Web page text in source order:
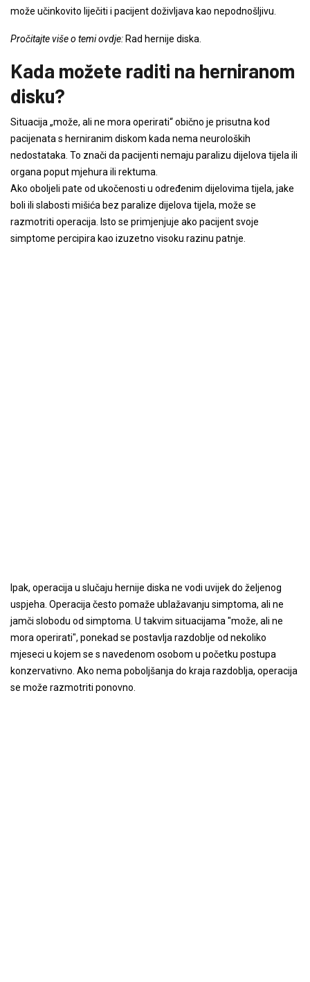
može učinkovito liječiti i pacijent doživljava kao nepodnošljivu.
Pročitajte više o temi ovdje: Rad hernije diska.
Kada možete raditi na herniranom
disku?
Situacija „može, ali ne mora operirati“ obično je prisutna kod
pacijenata s herniranim diskom kada nema neuroloških
nedostataka. To znači da pacijenti nemaju paralizu dijelova tijela ili
organa poput mjehura ili rektuma.
Ako oboljeli pate od ukočenosti u određenim dijelovima tijela, jake
boli ili slabosti mišića bez paralize dijelova tijela, može se
razmotriti operacija. Isto se primjenjuje ako pacijent svoje
simptome percipira kao izuzetno visoku razinu patnje.
Ipak, operacija u slučaju hernije diska ne vodi uvijek do željenog
uspjeha. Operacija često pomaže ublažavanju simptoma, ali ne
jamči slobodu od simptoma. U takvim situacijama "može, ali ne
mora operirati", ponekad se postavlja razdoblje od nekoliko
mjeseci u kojem se s navedenom osobom u početku postupa
konzervativno. Ako nema poboljšanja do kraja razdoblja, operacija
se može razmotriti ponovno.